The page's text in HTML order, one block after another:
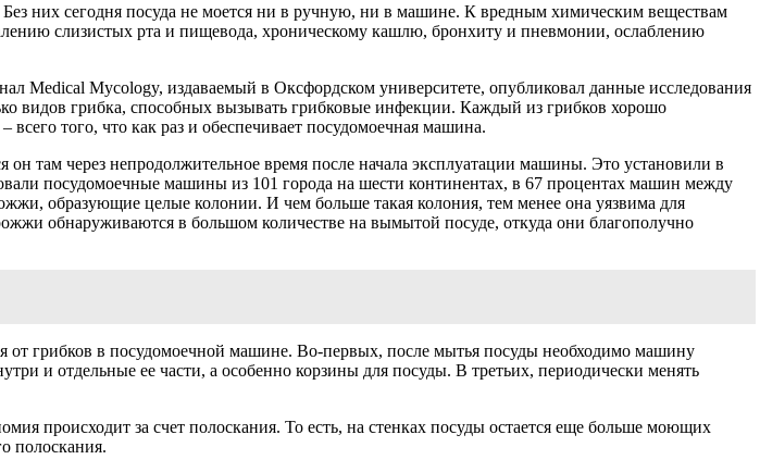
них сегодня посуда не моется ни в ручную, ни в машине. К вредным химическим веществам
слизистых рта и пищевода, хроническому кашлю, бронхиту и пневмонии, ослаблению
Medical Mycology, издаваемый в Оксфордском университете, опубликовал данные исследования
видов грибка, способных вызывать грибковые инфекции. Каждый из грибков хорошо
того, что как раз и обеспечивает посудомоечная машина.
там через непродолжительное время после начала эксплуатации машины. Это установили в
посудомоечные машины из 101 города на шести континентах, в 67 процентах машин между
образующие целые колонии. И чем больше такая колония, тем менее она уязвима для
обнаруживаются в большом количестве на вымытой посуде, откуда они благополучно
от грибков в посудомоечной машине. Во-первых, после мытья посуды необходимо машину
и отдельные ее части, а особенно корзины для посуды. В третьих, периодически менять
происходит за счет полоскания. То есть, на стенках посуды остается еще больше моющих
полоскания.